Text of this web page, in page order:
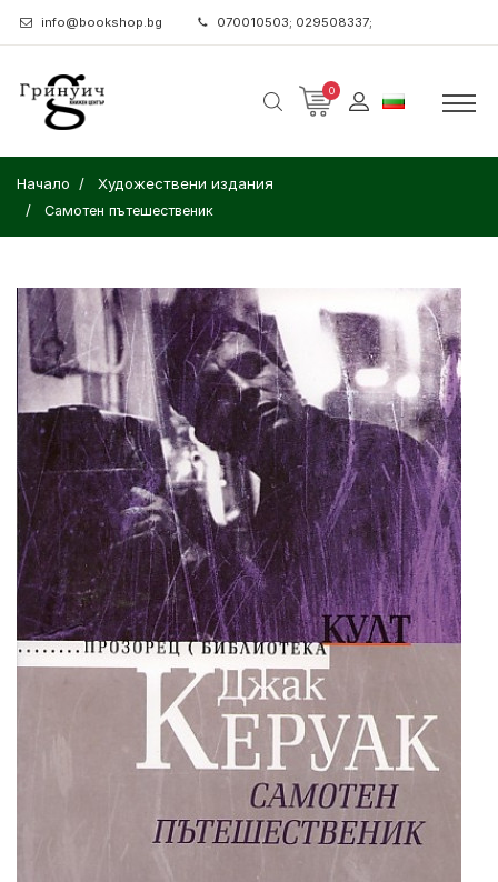
info@bookshop.bg 070010503; 029508337;
0
Начало Художествени издания
Самотен пътешественик